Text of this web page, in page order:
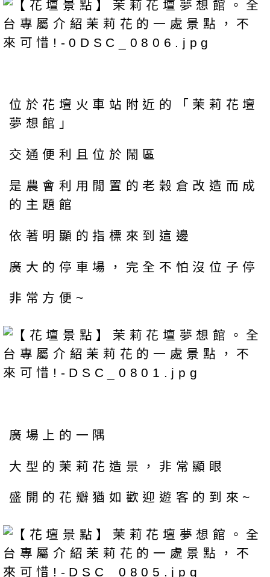
位於花壇火車站附近的「茉莉花壇
夢想館」
交通便利且位於鬧區
是農會利用閒置的老榖倉改造而成
的主題館
依著明顯的指標來到這邊
廣大的停車場，完全不怕沒位子停
非常方便~
廣場上的一隅
大型的茉莉花造景，非常顯眼
盛開的花瓣猶如歡迎遊客的到來~